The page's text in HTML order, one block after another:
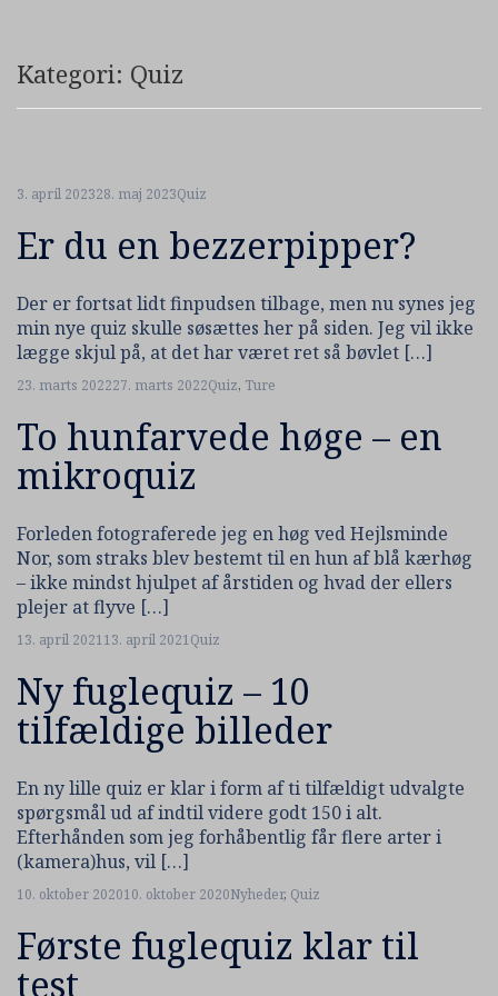
Kategori: Quiz
3. april 202328. maj 2023Quiz
Er du en bezzerpipper?
Der er fortsat lidt finpudsen tilbage, men nu synes jeg
min nye quiz skulle søsættes her på siden. Jeg vil ikke
lægge skjul på, at det har været ret så bøvlet […]
23. marts 202227. marts 2022Quiz, Ture
To hunfarvede høge – en
mikroquiz
Forleden fotograferede jeg en høg ved Hejlsminde
Nor, som straks blev bestemt til en hun af blå kærhøg
– ikke mindst hjulpet af årstiden og hvad der ellers
plejer at flyve […]
13. april 202113. april 2021Quiz
Ny fuglequiz – 10
tilfældige billeder
En ny lille quiz er klar i form af ti tilfældigt udvalgte
spørgsmål ud af indtil videre godt 150 i alt.
Efterhånden som jeg forhåbentlig får flere arter i
(kamera)hus, vil […]
10. oktober 202010. oktober 2020Nyheder, Quiz
Første fuglequiz klar til
test